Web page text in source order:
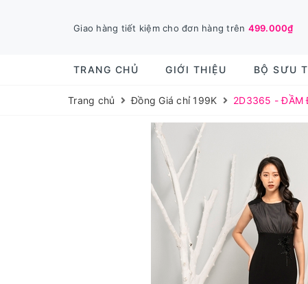
Giao hàng tiết kiệm cho đơn hàng trên 499.000₫
TRANG CHỦ GIỚI THIỆU BỘ SƯU
Trang chủ Đồng Giá chỉ 199K 2D3365 - ĐẦM